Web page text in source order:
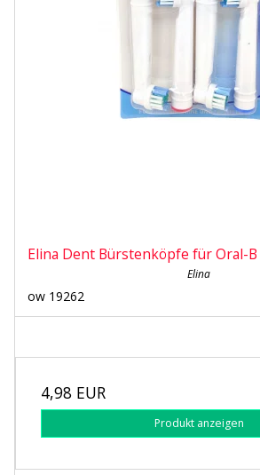
Elina Dent Bürstenköpfe für Oral-B
Elina
ow 19262
4,98 EUR
Produkt anzeigen